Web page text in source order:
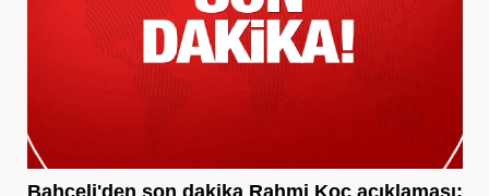
Bahçeli'den son dakika Rahmi Koç açıklaması: